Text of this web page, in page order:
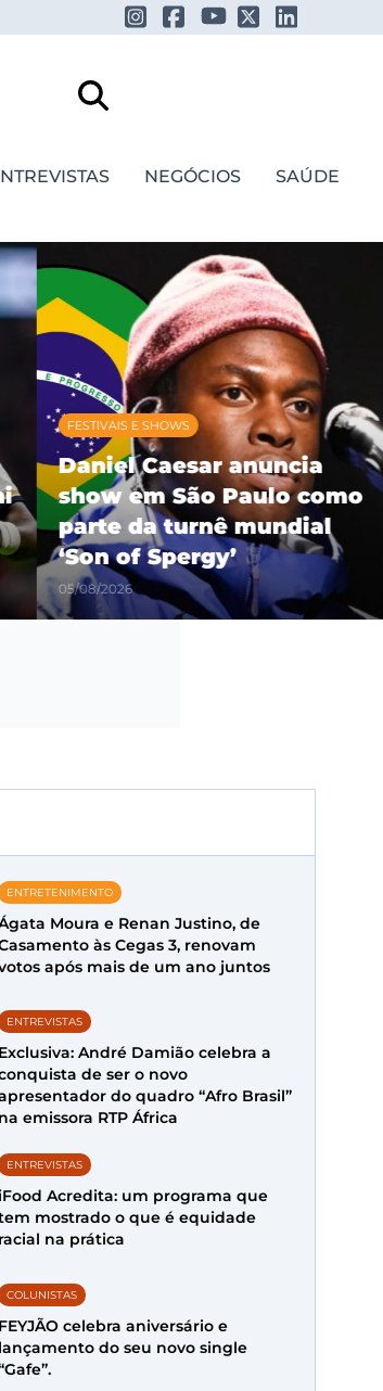
NEGÓCIOS SAÚDE
FESTIVAIS E SHOWS
Daniel Caesar anuncia
show em São Paulo como
parte da turnê mundial
‘Son of Spergy’
05/08/2026
ENTRETENIMENTO
Moura e Renan Justino, de
às Cegas 3, renovam
após mais de um ano juntos
ENTREVISTAS
Exclusiva: André Damião celebra a
de ser o novo
do quadro “Afro Brasil”
na emissora RTP África
ENTREVISTAS
iFood Acredita: um programa que
mostrado o que é equidade
racial na prática
COLUNISTAS
FEYJÃO celebra aniversário e
lançamento do seu novo single